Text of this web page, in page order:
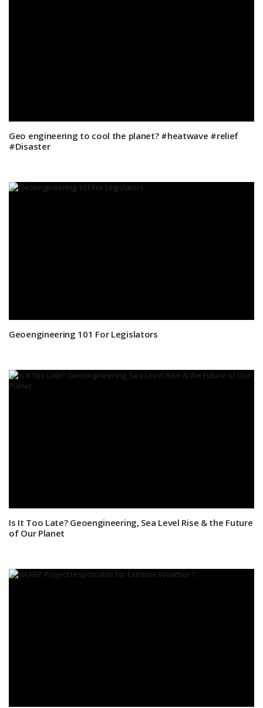
Geo engineering to cool the planet? #heatwave #relief
#Disaster
Geoengineering 101 For Legislators
Is It Too Late? Geoengineering, Sea Level Rise & the Future
of Our Planet